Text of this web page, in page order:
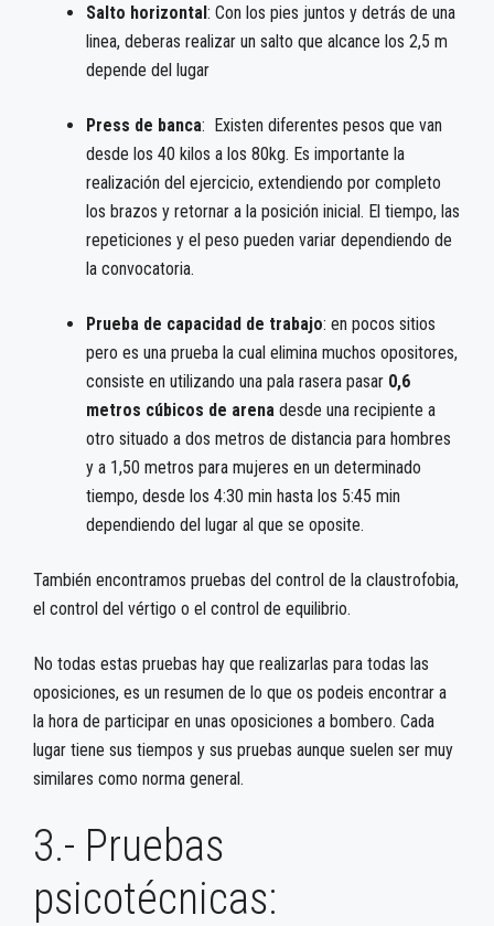
Salto horizontal: Con los pies juntos y detrás de una
linea, deberas realizar un salto que alcance los 2,5 m
depende del lugar
Press de banca: Existen diferentes pesos que van
desde los 40 kilos a los 80kg. Es importante la
realización del ejercicio, extendiendo por completo
los brazos y retornar a la posición inicial. El tiempo, las
repeticiones y el peso pueden variar dependiendo de
la convocatoria.
Prueba de capacidad de trabajo: en pocos sitios
pero es una prueba la cual elimina muchos opositores,
consiste en utilizando una pala rasera pasar 0,6
metros cúbicos de arena desde una recipiente a
otro situado a dos metros de distancia para hombres
y a 1,50 metros para mujeres en un determinado
tiempo, desde los 4:30 min hasta los 5:45 min
dependiendo del lugar al que se oposite.
También encontramos pruebas del control de la claustrofobia,
el control del vértigo o el control de equilibrio.
No todas estas pruebas hay que realizarlas para todas las
oposiciones, es un resumen de lo que os podeis encontrar a
la hora de participar en unas oposiciones a bombero. Cada
lugar tiene sus tiempos y sus pruebas aunque suelen ser muy
similares como norma general.
3.- Pruebas
psicotécnicas: